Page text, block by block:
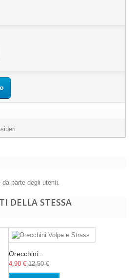
parte degli utenti.
DELLA STESSA
Orecchini...
4,90 € 12,50 €